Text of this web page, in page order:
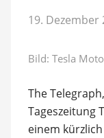
19. Dezember
Bild: Tesla
The
Tageszeitung
einem